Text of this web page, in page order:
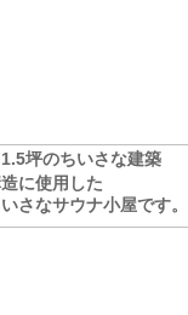
坪のちいさな建築
に使用した
さなサウナ小屋です。